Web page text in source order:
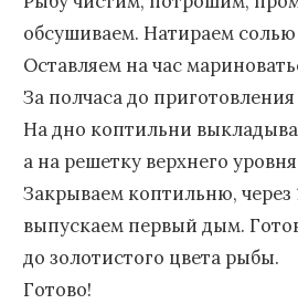
обсушиваем. Натираем
Оставляем на час
За полчаса до
На дно коптильни
а на решетку верхнего
Закрываем коптильню, через
выпускаем первый дым.
до золотистого цвета рыбы.
Готово!